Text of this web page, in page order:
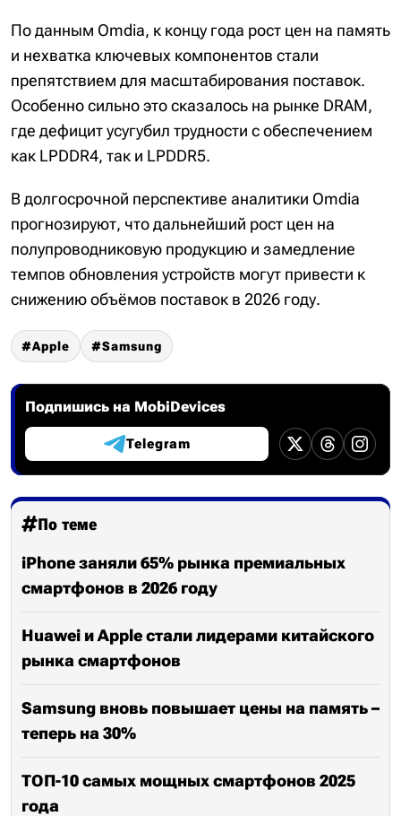
По данным Omdia, к концу года рост цен на память
и нехватка ключевых компонентов стали
препятствием для масштабирования поставок.
Особенно сильно это сказалось на рынке DRAM,
где дефицит усугубил трудности с обеспечением
как LPDDR4, так и LPDDR5.
В долгосрочной перспективе аналитики Omdia
прогнозируют, что дальнейший рост цен на
полупроводниковую продукцию и замедление
темпов обновления устройств могут привести к
снижению объёмов поставок в 2026 году.
Apple Samsung
Подпишись на MobiDevices
Telegram
По теме
iPhone заняли 65% рынка премиальных
смартфонов в 2026 году
Huawei и Apple стали лидерами китайского
рынка смартфонов
Samsung вновь повышает цены на память –
теперь на 30%
ТОП-10 самых мощных смартфонов 2025
года